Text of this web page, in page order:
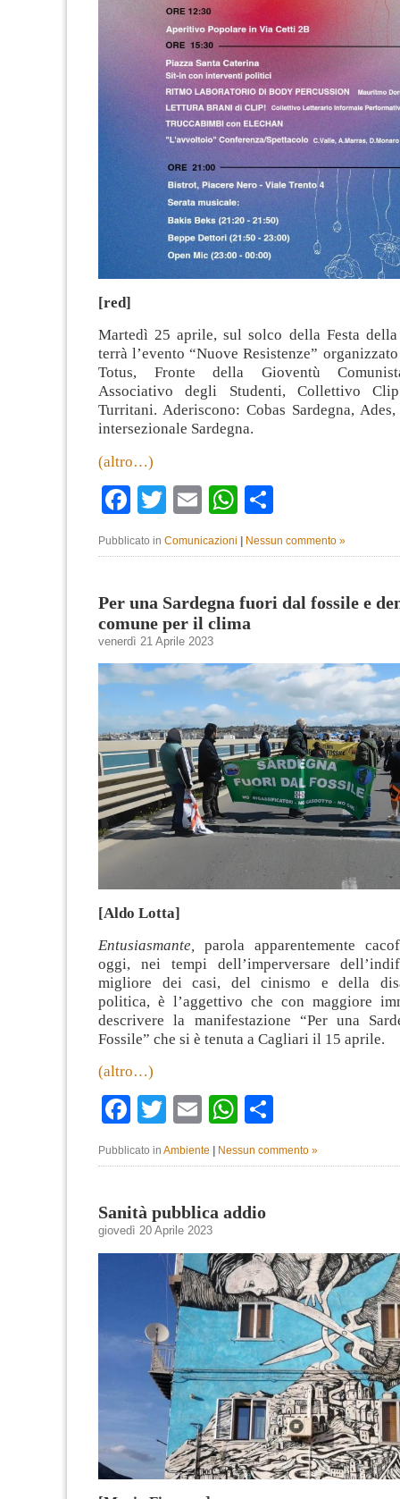
[red]
Martedì 25 aprile, sul solco della Festa
terrà l’evento “Nuove Resistenze”
Totus, Fronte della Gioventù
Associativo degli Studenti, Collettivo
Turritani. Aderiscono: Cobas Sardegna,
intersezionale Sardegna.
(altro…)
Facebook
Twitter
EmailWhatsApp
Pubblicato in Comunicazioni | Nessun commento »
Per una Sardegna fuori dal fossile e
comune per il clima
venerdì 21 Aprile 2023
[Aldo Lotta]
Entusiasmante, parola apparentemente
oggi, nei tempi dell’imperversare
migliore dei casi, del cinismo e della
politica, è l’aggettivo che con maggiore
descrivere la manifestazione “Per una
Fossile” che si è tenuta a Cagliari il 15 aprile.
(altro…)
Facebook
TwitterEmailWhatsApp
Pubblicato in Ambiente Nessun commento »
Sanità pubblica addio
giovedì 20 Aprile 2023